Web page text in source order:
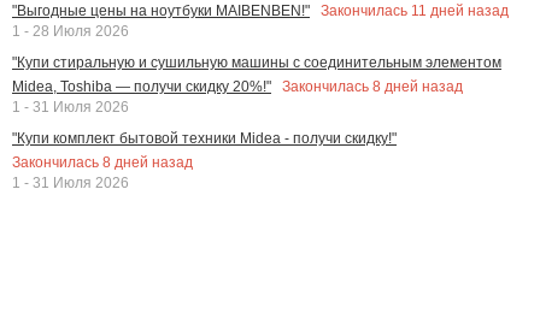
"Выгодные цены на ноутбуки MAIBENBEN!"
Закончилась 11 дней назад
1 - 28 Июля 2026
"Купи стиральную и сушильную машины с соединительным элементом
Midea, Toshiba — получи скидку 20%!"
Закончилась 8 дней назад
1 - 31 Июля 2026
"Купи комплект бытовой техники Midea - получи скидку!"
Закончилась 8 дней назад
1 - 31 Июля 2026